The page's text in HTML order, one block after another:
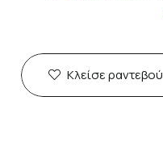
Κλείσε ραντεβού